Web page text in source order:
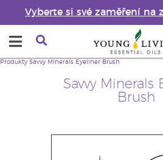
Vyberte si své zaměření na
Savvy Minerals
Brush
Produkty Savvy Minerals Eyeliner Brush